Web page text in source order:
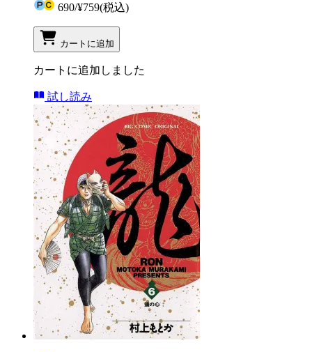
690/¥759(税込)
カートに追加
カートに追加しました
試し読み